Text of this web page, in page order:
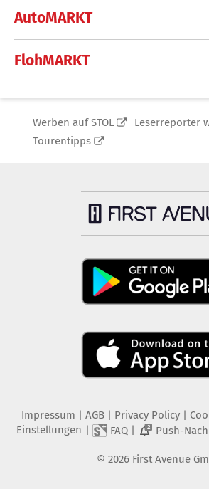
AutoMARKT
FlohMARKT
Werben auf STOL
Leserreporter
Tourentipps
Impressum | AGB | Privacy Policy|
Einstellungen | FAQ| 2 Push-
© 2026 First Avenue